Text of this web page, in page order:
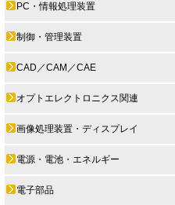
PC・情報処理装置
制御・管理装置
CAD／CAM／CAE
オプトエレクトロニクス関連
画像処理装置・ディスプレイ
電源・電池・エネルギー
電子部品